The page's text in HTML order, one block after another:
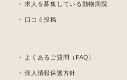
求人を募集している動物病院
口コミ投稿
よくあるご質問（FAQ）
個人情報保護方針